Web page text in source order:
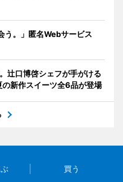
う。」匿名Webサービス
辻口博啓シェフが手がける
新作スイーツ全6品が登場
買う